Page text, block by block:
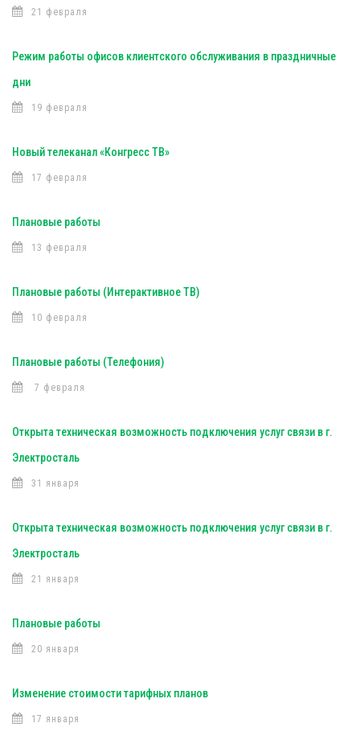
21 февраля
Режим работы офисов клиентского обслуживания в праздничные
дни
19 февраля
Новый телеканал «Конгресс ТВ»
17 февраля
Плановые работы
13 февраля
Плановые работы (Интерактивное ТВ)
10 февраля
Плановые работы (Телефония)
7 февраля
Открыта техническая возможность подключения услуг связи в г.
Электросталь
31 января
Открыта техническая возможность подключения услуг связи в г.
Электросталь
21 января
Плановые работы
20 января
Изменение стоимости тарифных планов
17 января